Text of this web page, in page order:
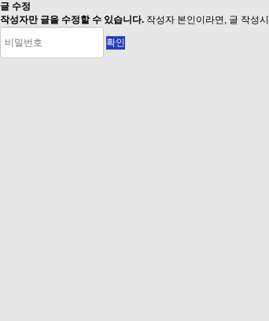
글 수정
작성자만 글을 수정할 수 있습니다. 작성자 본인이라면, 글 작성